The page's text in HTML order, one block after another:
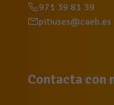
971 39 81 39
pitiuses@caeb.es
Contacta con